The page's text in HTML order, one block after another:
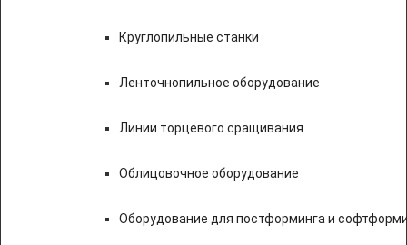
Круглопильные станки
Ленточнопильное оборудование
Линии торцевого сращивания
Облицовочное оборудование
Оборудование для постформинга и